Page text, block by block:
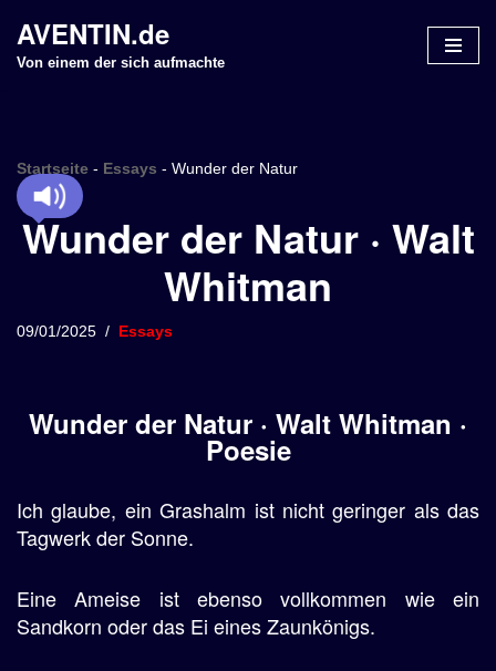
Z
n
h
a
p
AVENTIN.de
Von einem der sich aufmachte
Startseite - Essays - Wunder der Natur
Wunder der Natur · Walt
Whitman
09/01/2025 Essays
Wunder der Natur · Walt Whitman ·
Poesie
Ich glaube, ein Grashalm ist nicht geringer als das
Tagwerk der Sonne.
Eine Ameise ist ebenso vollkommen wie ein
Sandkorn oder das Ei eines Zaunkönigs.